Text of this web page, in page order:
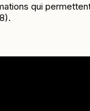
qui